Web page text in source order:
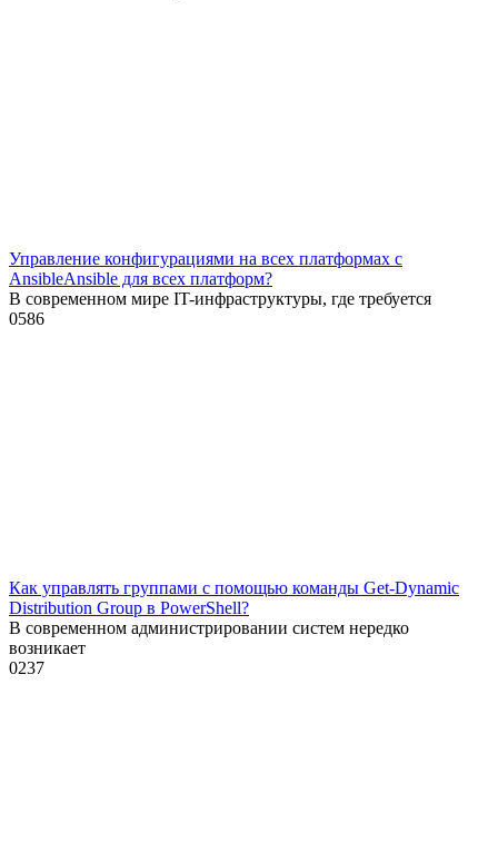
Управление конфигурациями на всех платформах с
AnsibleAnsible для всех платформ?
В современном мире IT-инфраструктуры, где требуется
0586
Как управлять группами с помощью команды Get-Dynamic
Distribution Group в PowerShell?
В современном администрировании систем нередко
возникает
0237